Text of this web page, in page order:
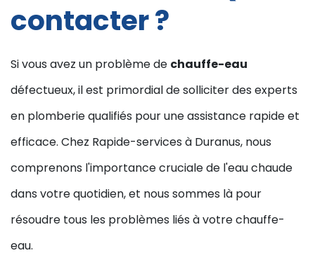
contacter ?
Si vous avez un problème de chauffe-eau
défectueux, il est primordial de solliciter des experts
en plomberie qualifiés pour une assistance rapide et
efficace. Chez Rapide-services à Duranus, nous
comprenons l'importance cruciale de l'eau chaude
dans votre quotidien, et nous sommes là pour
résoudre tous les problèmes liés à votre chauffe-
eau.